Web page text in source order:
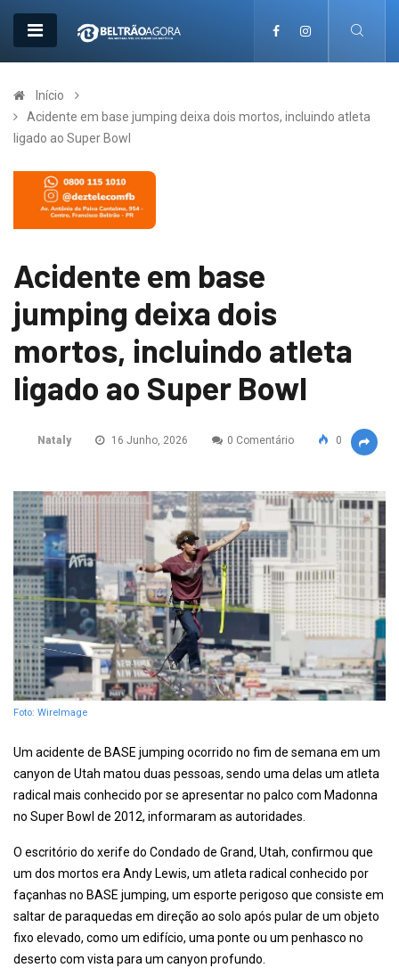
Início
Acidente em base jumping deixa dois mortos, incluindo atleta
ligado ao Super Bowl
Acidente em base
jumping deixa dois
mortos, incluindo atleta
ligado ao Super Bowl
Nataly 16 Junho, 2026 0 Comentário 0
Foto: WireImage
Um acidente de BASE jumping ocorrido no fim de semana em um
canyon de Utah matou duas pessoas, sendo uma delas um atleta
radical mais conhecido por se apresentar no palco com Madonna
no Super Bowl de 2012, informaram as autoridades.
O escritório do xerife do Condado de Grand, Utah, confirmou que
um dos mortos era Andy Lewis, um atleta radical conhecido por
façanhas no BASE jumping, um esporte perigoso que consiste em
saltar de paraquedas em direção ao solo após pular de um objeto
fixo elevado, como um edifício, uma ponte ou um penhasco no
deserto com vista para um canyon profundo.